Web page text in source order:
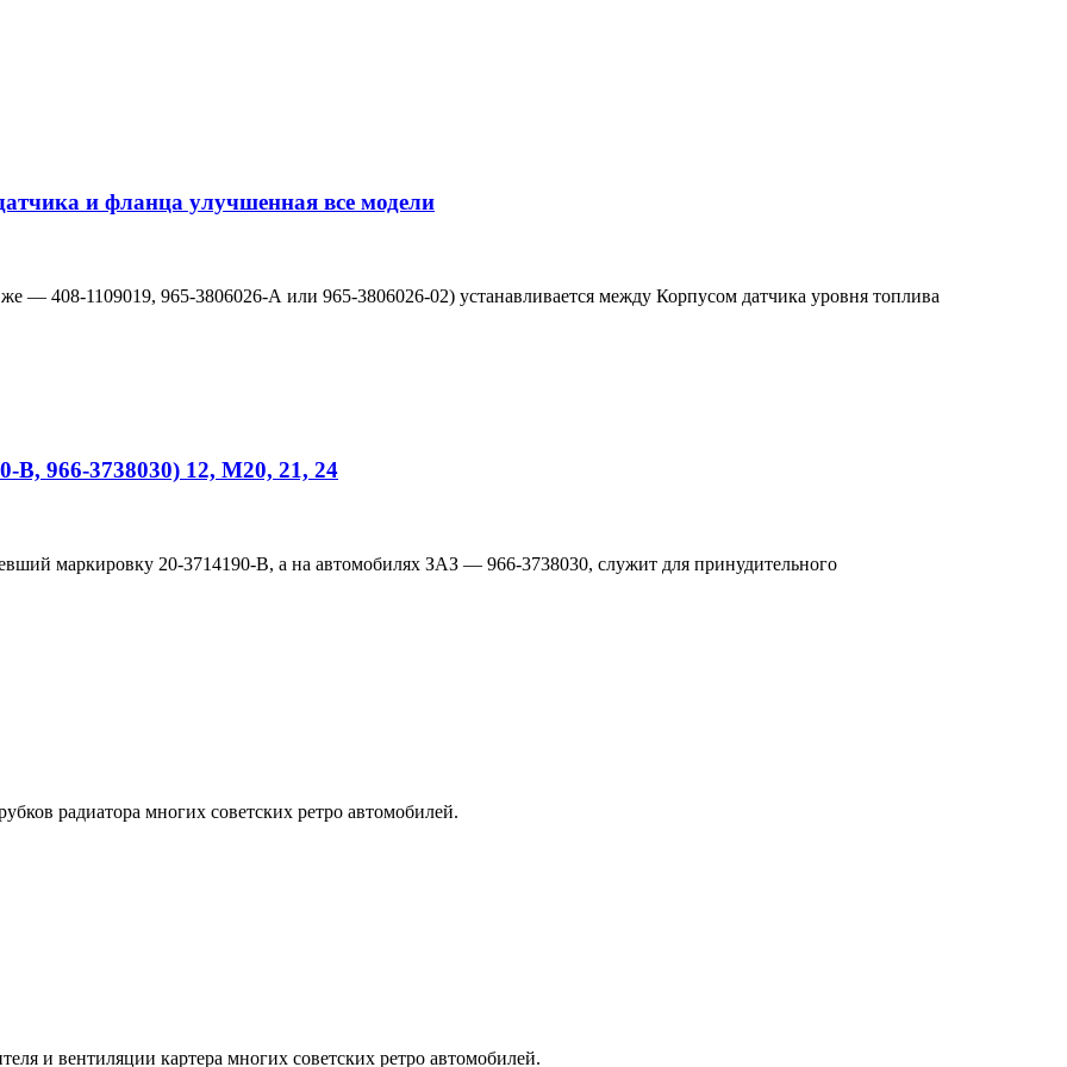
и фланца улучшенная все модели
— 408-1109019, 965-3806026-А или 965-3806026-02) устанавливается между Корпусом датчика уровня топлива
В, 966-3738030) 12, М20, 21, 24
маркировку 20-3714190-В, а на автомобилях ЗАЗ — 966-3738030, служит для принудительного
радиатора многих советских ретро автомобилей.
и вентиляции картера многих советских ретро автомобилей.